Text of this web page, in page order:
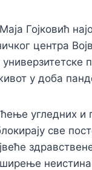
Гојковић
центра
у доба
угледних
све
неистина